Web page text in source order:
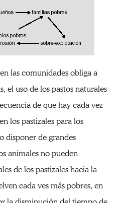
las comunidades obliga a
el uso de los pastos naturales
de que hay cada vez
los pastizales para los
disponer de grandes
animales no pueden
de los pastizales hacia la
cada ves más pobres, en